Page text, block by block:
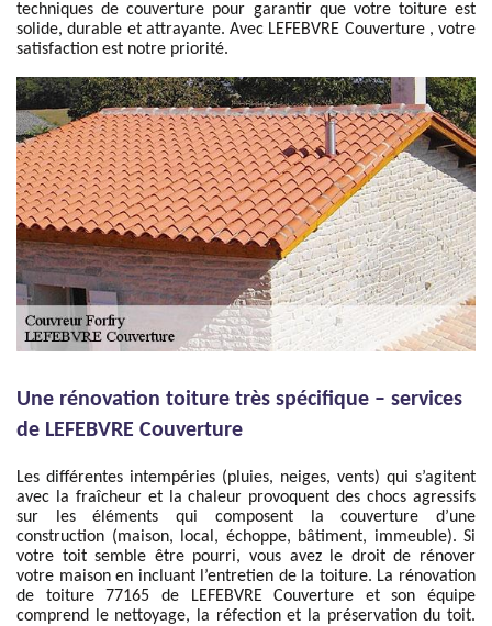
techniques de couverture pour garantir que votre toiture est
solide, durable et attrayante. Avec LEFEBVRE Couverture , votre
satisfaction est notre priorité.
Une rénovation toiture très spécifique – services
de LEFEBVRE Couverture
Les différentes intempéries (pluies, neiges, vents) qui s’agitent
avec la fraîcheur et la chaleur provoquent des chocs agressifs
sur les éléments qui composent la couverture d’une
construction (maison, local, échoppe, bâtiment, immeuble). Si
votre toit semble être pourri, vous avez le droit de rénover
votre maison en incluant l’entretien de la toiture. La rénovation
de toiture 77165 de LEFEBVRE Couverture et son équipe
comprend le nettoyage, la réfection et la préservation du toit.